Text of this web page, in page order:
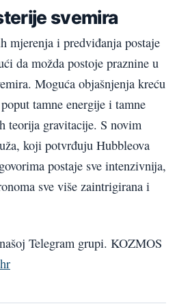
svemira
mjerenja i predviđanja postaje
da možda postoje praznine u
Moguća objašnjenja kreću
tamne energije i tamne
teorija gravitacije. S novim
koji potvrđuju Hubbleova
postaje sve intenzivnija,
sve više zaintrigirana i
Telegram grupi. KOZMOS